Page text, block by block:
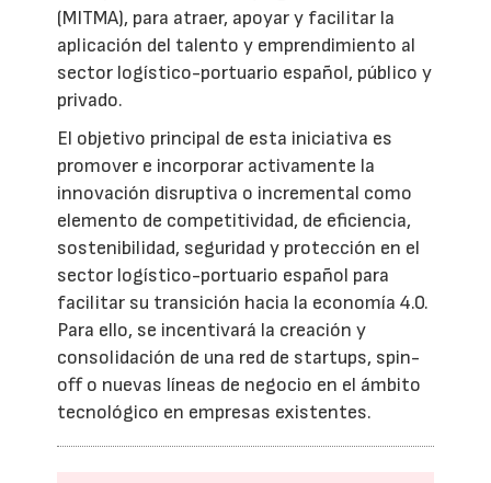
(MITMA), para atraer, apoyar y facilitar la
aplicación del talento y emprendimiento al
sector logístico-portuario español, público y
privado.
El objetivo principal de esta iniciativa es
promover e incorporar activamente la
innovación disruptiva o incremental como
elemento de competitividad, de eficiencia,
sostenibilidad, seguridad y protección en el
sector logístico-portuario español para
facilitar su transición hacia la economía 4.0.
Para ello, se incentivará la creación y
consolidación de una red de startups, spin-
off o nuevas líneas de negocio en el ámbito
tecnológico en empresas existentes.